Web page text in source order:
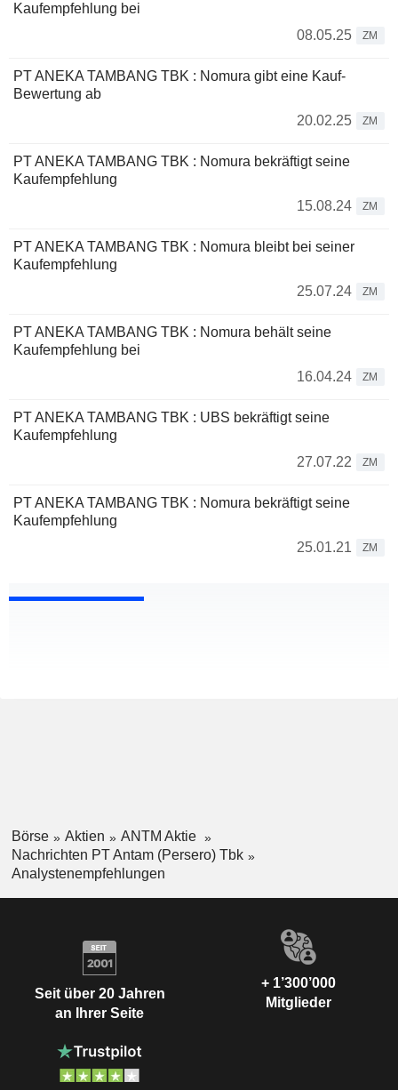
Kaufempfehlung bei
08.05.25
ZM
PT ANEKA TAMBANG TBK : Nomura gibt eine Kauf-
Bewertung ab
20.02.25
ZM
PT ANEKA TAMBANG TBK : Nomura bekräftigt seine
Kaufempfehlung
15.08.24
ZM
PT ANEKA TAMBANG TBK : Nomura bleibt bei seiner
Kaufempfehlung
25.07.24
ZM
PT ANEKA TAMBANG TBK : Nomura behält seine
Kaufempfehlung bei
16.04.24
ZM
PT ANEKA TAMBANG TBK : UBS bekräftigt seine
Kaufempfehlung
27.07.22
ZM
PT ANEKA TAMBANG TBK : Nomura bekräftigt seine
Kaufempfehlung
25.01.21
ZM
Börse Aktien
ANTM Aktie
Nachrichten PT Antam (Persero) Tbk
Analystenempfehlungen
Seit über 20 Jahren
an Ihrer Seite
+ 1’300’000
Mitglieder